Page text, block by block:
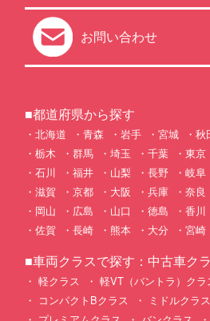
お問い合わせ
■都道府県から探す
北海道 青森 岩手 宮城 秋
栃木
群馬 埼玉 千葉 東京
石川
福井 山梨 長野 岐阜
滋賀
京都 大阪 兵庫 奈良
岡山
広島 山口 徳島 香川
佐賀
長崎 熊本 大分 宮崎
■車両クラスで探す：中古車ク
軽クラス 軽VT（バントラ）クラ
コンパクトBクラス
ミドルクラス